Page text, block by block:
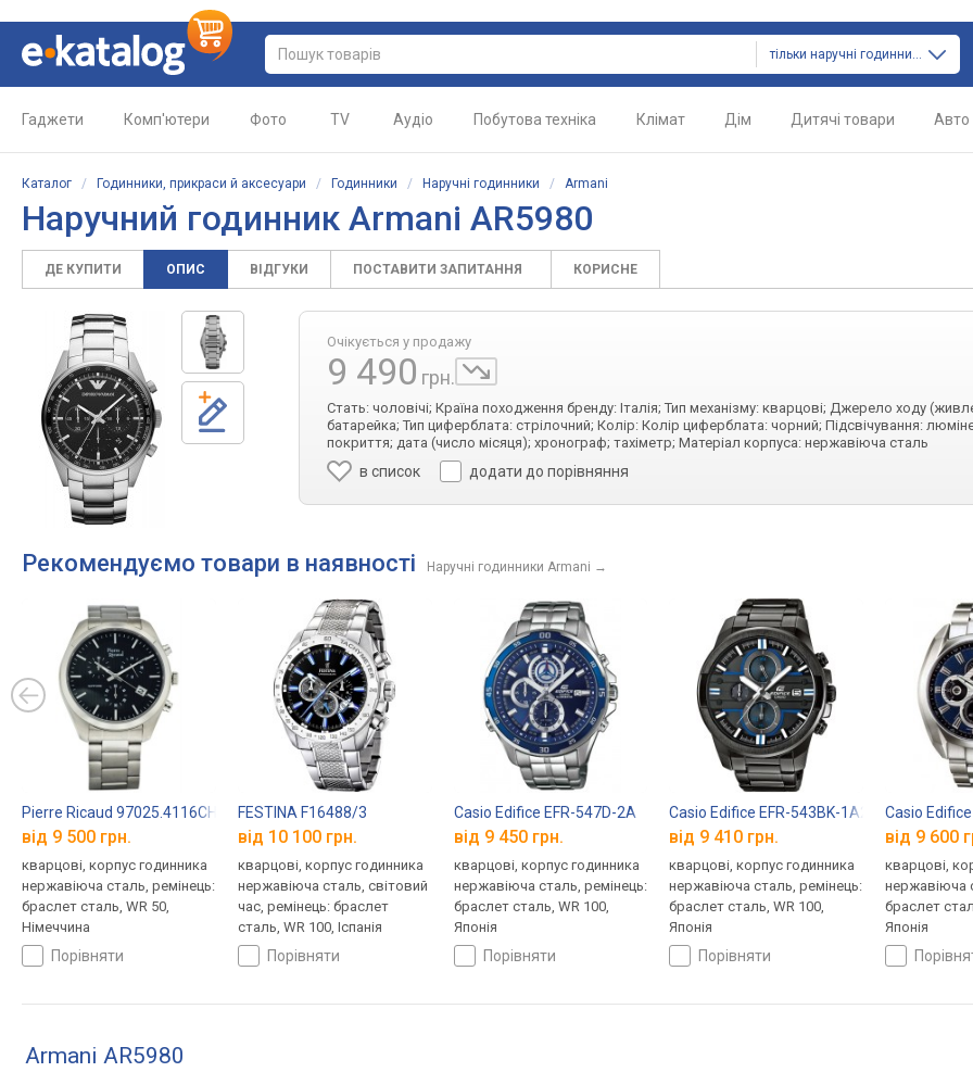
тільки наручні годинники
Гаджети Комп'ютери Фото TV Аудіо Побутова техніка Клімат Дім Дитячі товари Авто
Каталог / Годинники, прикраси й аксесуари / Годинники / Наручні годинники / Armani
Наручний годинник Armani AR5980
ДЕ КУПИТИ ОПИС ВІДГУКИ ПОСТАВИТИ ЗАПИТАННЯ КОРИСНЕ
Очікується у продажу
9 490 грн.
Стать: чоловічі; Країна походження бренду: Італія; Тип механізму: кварцові; Джерело ходу
батарейка; Тип циферблата: стрілочний; Колір: Колір циферблата: чорний; Підсвічування:
покриття; дата (число місяця); хронограф; тахіметр; Матеріал корпуса: нержавіюча сталь
в список додати до порівняння
Рекомендуємо товари в наявності Наручні годинники Armani →
Pierre Ricaud 97025.4116CH
від 9 500 грн.
кварцові, корпус годинника
нержавіюча сталь, ремінець:
браслет сталь, WR 50,
Німеччина
порівняти
FESTINA F16488/3
від 10 100 грн.
кварцові, корпус годинника
нержавіюча сталь, світовий
час, ремінець: браслет
сталь, WR 100, Іспанія
порівняти
Casio Edifice EFR-547D-2A
від 9 450 грн.
кварцові, корпус годинника
нержавіюча сталь, ремінець:
браслет сталь, WR 100,
Японія
порівняти
Casio Edifice EFR-543BK-1A2
від 9 410 грн.
кварцові, корпус годинника
нержавіюча сталь, ремінець:
браслет сталь, WR 100,
Японія
порівняти
Casio
від 9 600
кварцові,
нержавіюча
браслет
Японія
Armani AR5980